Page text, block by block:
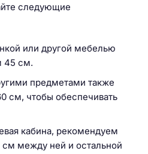
следующие
или другой мебелью
45 см.
предметами также
см, чтобы обеспечивать
кабина, рекомендуем
см между ней и остальной